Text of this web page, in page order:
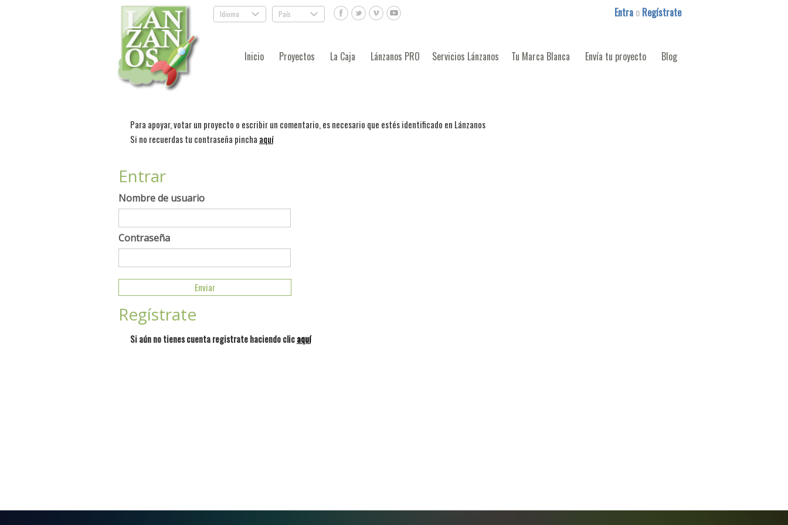
Idioma . País . Entra o Regístrate
Inicio Proyectos La Caja Lánzanos PRO Servicios Lánzanos Tu Marca Blanca Envía tu proyecto Blog
Para apoyar, votar un proyecto o escribir un comentario, es necesario que estés identificado en Lánzanos
Si no recuerdas tu contraseña pincha aquí
Entrar
Nombre de usuario
Contraseña
Regístrate
Si aún no tienes cuenta registrate haciendo clicaquí